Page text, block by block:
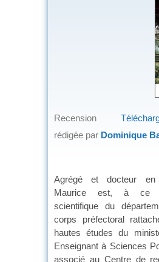
Recension
rédigée par Dominique
Agrégé et docteur en
Maurice est, à ce
scientifique du
corps préfectoral
hautes études du
Enseignant à Sciences
associé au Centre de